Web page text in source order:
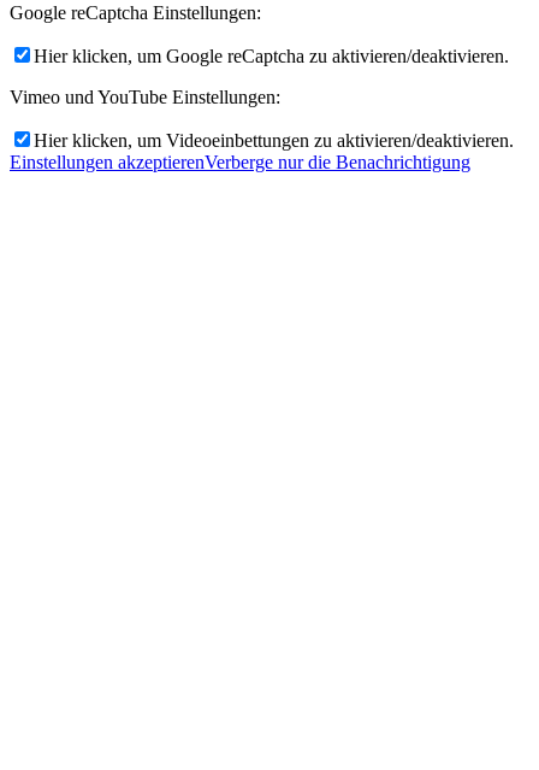
Google reCaptcha Einstellungen:
Hier klicken, um Google reCaptcha zu aktivieren/deaktivieren.
Vimeo und YouTube Einstellungen:
Hier klicken, um Videoeinbettungen zu aktivieren/deaktivieren.
Einstellungen akzeptierenVerberge nur die Benachrichtigung